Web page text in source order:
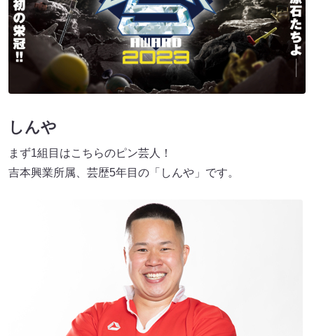
しんや
まず1組目はこちらのピン芸人！
吉本興業所属、芸歴5年目の「しんや」です。